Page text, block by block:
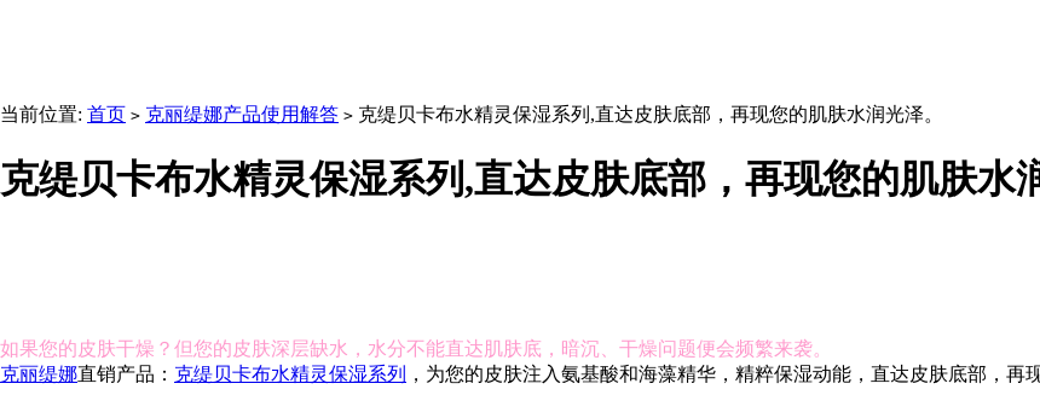
当前位置: 首页 > 克丽缇娜产品使用解答 > 克缇贝卡布水精灵保湿系列,直达皮肤底部，再现您的肌肤水润光泽。
克缇贝卡布水精灵保湿系列,直达皮肤底部，再现您的肌肤水
如果您的皮肤干燥？但您的皮肤深层缺水，水分不能直达肌肤底，暗沉、干燥问题便会频繁来袭。
克丽缇娜直销产品： 克缇贝卡布水精灵保湿系列 ，为您的皮肤注入氨基酸和海藻精华，精粹保湿动能，直达皮肤底部，再